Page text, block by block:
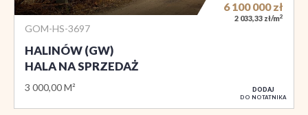
GOM-HS-3697
HALINÓW (GW)
HALA NA SPRZEDAŻ
3 000,00 M²
6 100 000zł
2 033,33 zł/m2
DODAJ
DO NOTATNIKA